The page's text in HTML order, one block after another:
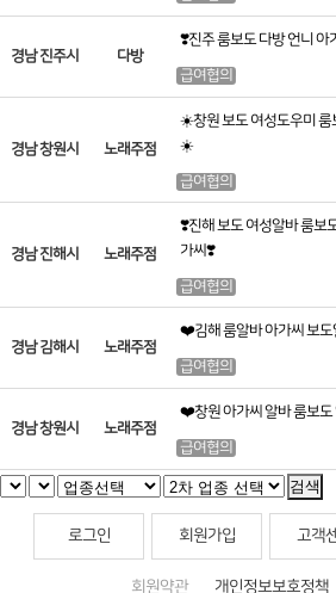
경남 진주시 다방
❣️진주 룸보도 다방 언니 아
급여협의
경남 창원시 노래주점
☀️창원 보도 여성도우미 룸
☀️
급여협의
경남 진해시 노래주점
❣️진해 보도 여성알바 룸보
가씨❣️
급여협의
경남 김해시 노래주점
❤️김해 룸알바 아가씨 보
급여협의
경남 창원시 노래주점
❤️창원 아가씨 알바 룸보
급여협의
검색
로그인 회원가입 고객
회원약관 개인정보보호정책